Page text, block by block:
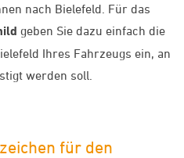
nach Bielefeld. Für das
geben Sie dazu einfach die
Ihres Fahrzeugs ein, an
werden soll.
für den